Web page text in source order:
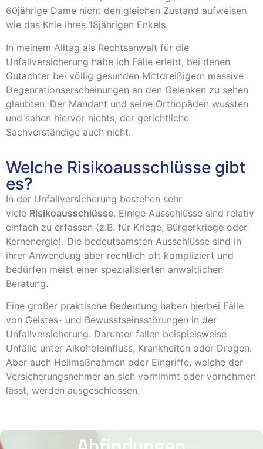
60jährige Dame nicht den gleichen Zustand aufweisen
wie das Knie ihres 18jährigen Enkels.
In meinem Alltag als Rechtsanwalt für die
Unfallversicherung habe ich Fälle erlebt, bei denen
Gutachter bei völlig gesunden Mittdreißigern massive
Degenrationserscheinungen an den Gelenken zu sehen
glaubten. Der Mandant und seine Orthopäden wussten
und sahen hiervor nichts, der gerichtliche
Sachverständige auch nicht.
Welche Risikoausschlüsse gibt
es?
In der Unfallversicherung bestehen sehr
viele Risikoausschlüsse. Einige Ausschlüsse sind relativ
einfach zu erfassen (z.B. für Kriege, Bürgerkriege oder
Kernenergie). Die bedeutsamsten Ausschlüsse sind in
ihrer Anwendung aber rechtlich oft kompliziert und
bedürfen meist einer spezialisierten anwaltlichen
Beratung.
Eine großer praktische Bedeutung haben hierbei Fälle
von Geistes- und Bewusstseinsstörungen in der
Unfallversicherung. Darunter fallen beispielsweise
Unfälle unter Alkoholeinfluss, Krankheiten oder Drogen.
Aber auch Heilmaßnahmen oder Eingriffe, welche der
Versicherungsnehmer an sich vornimmt oder vornehmen
lässt, werden ausgeschlossen.